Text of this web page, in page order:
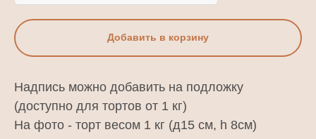
Добавить в корзину
Надпись можно добавить на подложку
(доступно для тортов от 1 кг)
На фото - торт весом 1 кг (д15 см, h 8см)